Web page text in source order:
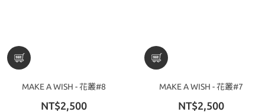
MAKE A WISH - 花叢#8
NT$2,500
MAKE A WISH - 花叢#7
NT$2,500